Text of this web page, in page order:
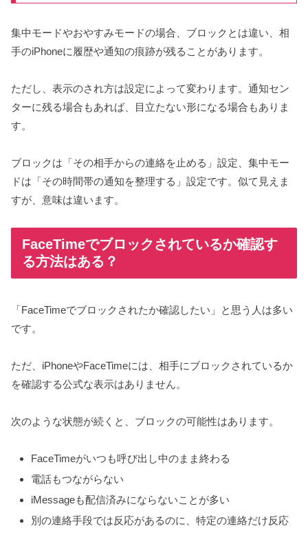
集中モードやおやすみモードの場合、ブロックとは違い、相
手のiPhoneに履歴や通知の痕跡が残ることがあります。
ただし、表示のされ方は設定によって変わります。通知セン
ターに残る場合もあれば、目立たない形になる場合もありま
す。
ブロックは「その相手からの連絡を止める」設定、集中モー
ドは「その時間帯の通知を整理する」設定です。似て見えま
すが、意味は違います。
FaceTimeでブロックされているか確認す
る方法はある？
「FaceTimeでブロックされたか確認したい」と思う人は多い
です。
ただ、iPhoneやFaceTimeには、相手にブロックされているか
を確認する公式な表示はありません。
次のような状態が続くと、ブロックの可能性はあります。
FaceTimeがいつも呼び出し中のまま終わる
電話もつながらない
iMessageも配信済みにならないことが多い
別の連絡手段では反応があるのに、特定の連絡だけ反応